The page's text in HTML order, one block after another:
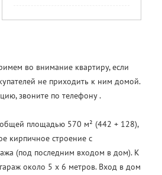
во внимание квартиру, если
не приходить к ним домой.
звоните по телефону .
площадью 570 м² (442 + 128),
кирпичное строение с
(под последним входом в дом). К
около 5 х 6 метров. Вход в дом